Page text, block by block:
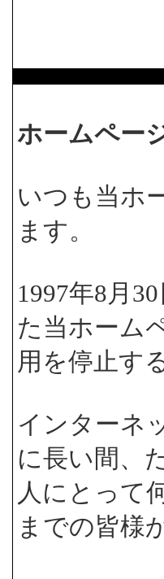
ホームペー
いつも当ホ
ます。
1997年8月
た当ホーム
用を停止す
インターネ
に長い間、
人にとって
までの皆様